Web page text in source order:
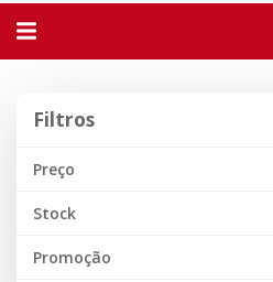
Alternar
Filtros
Preço
Stock
Promoção